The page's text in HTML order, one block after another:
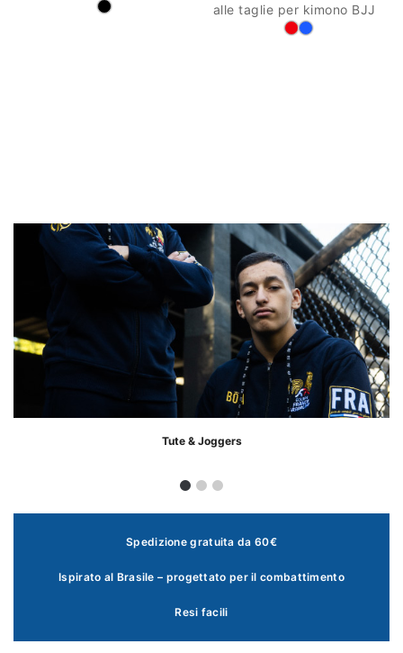
alle taglie per kimono BJJ
Tute & Joggers
Spedizione gratuita da 60€
Ispirato al Brasile – progettato per il combattimento
Resi facili